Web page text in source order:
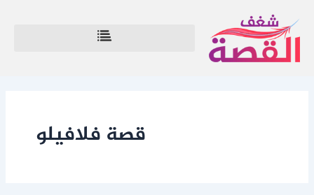
إلى
المحتوى
قصة فلافيلو